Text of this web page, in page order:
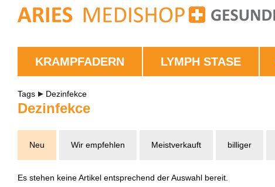
KRAMPFADERN LYMPH STASE
Tags Dezinfekce
Dezinfekce
Neu Wir empfehlen Meistverkauft billiger
Es stehen keine Artikel entsprechend der Auswahl bereit.